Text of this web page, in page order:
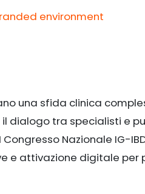
environment
una sfida clinica
dialogo tra specialisti e
Nazionale IG-
e attivazione digitale per